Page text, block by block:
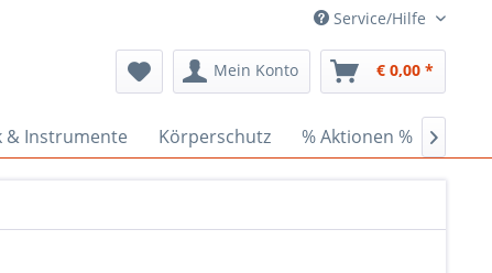
Service/Hilfe
Mein Konto € 0,00 *
& Instrumente Körperschutz % Aktionen % 